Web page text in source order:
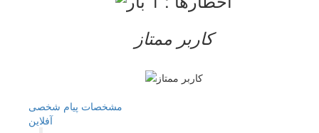
کاربر ممتاز
مشخصات پیام شخصی
آفلاين